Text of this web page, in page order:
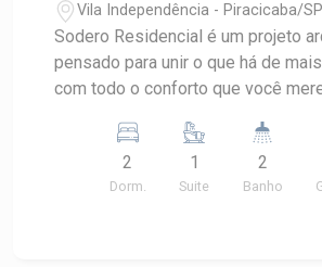
Vila Independência - Piracicaba/SP
Sodero Residencial é um projeto
pensado para unir o que há de
com todo o conforto que você
gente menos espera.
novo e moderno empreendimento
Com duas torres, apartamentos de
2
Dorm.
1
Suite
2
Banho